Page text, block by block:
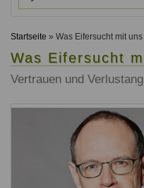
Systemischer
Seminare und Kurse
Fortbildungen
Ausbildungsinstitute
Information über
Liste der
*
*
vergessen?
Links
Startseite » Was Eifersucht mit
Was Eifersucht
Vertrauen und